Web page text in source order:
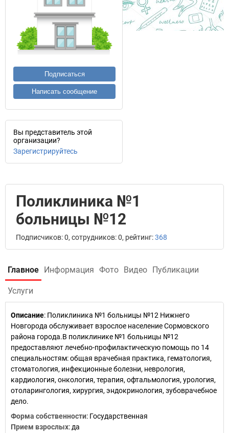
Подписаться
Написать сообщение
Вы представитель этой
организации?
Зарегистрируйтесь
Поликлиника №1
больницы №12
Подписчиков: 0, сотрудников: 0, рейтинг:368
Главное Информация Фото Видео Публикации
Услуги
Описание: Поликлиника №1 больницы №12 Нижнего
Новгорода обслуживает взрослое население Сормовского
района города.В поликлинике №1 больницы №12
предоставляют лечебно-профилактическую помощь по 14
специальностям: общая врачебная практика, гематология,
стоматология, инфекционные болезни, неврология,
кардиология, онкология, терапия, офтальмология, урология,
отоларингология, хирургия, эндокринология, зубоврачебное
дело.
Форма собственности: Государственная
Прием взрослых: да